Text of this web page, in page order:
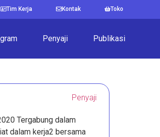
Toko
Kontak
Tim Kerja
Penyaji Publikasi
Penyaji
Tergabung dalam
dalam kerja2 bersama